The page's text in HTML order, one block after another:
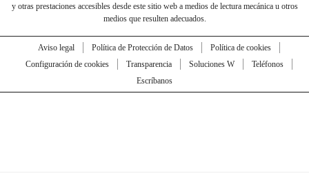
y otras prestaciones accesibles desde este sitio web a medios de lectura mecánica u otros
medios que resulten adecuados.
Aviso legal Política de Protección de Datos
Política de cookies
Configuración de cookies
Transparencia Soluciones W
Teléfonos
Escríbanos